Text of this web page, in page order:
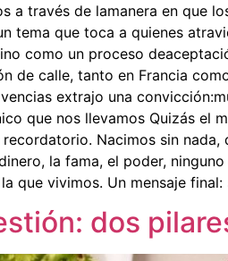
a través de lamanera en que
tema que toca a quienes
como un proceso
de calle, tanto en Francia
extrajo una
que nos llevamos Quizás
Nacimos sin
la fama, el poder,
que vivimos. Un mensaje
dos